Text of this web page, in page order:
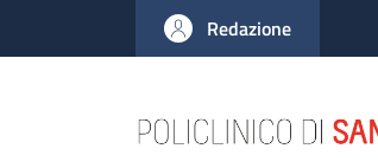
al contenuto principale
to footer content
Redazione